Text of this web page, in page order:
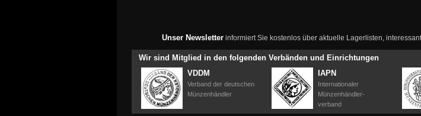
Unser Newsletterinformiert Sie kostenlos über aktuelle Lagerlisten,
Wir sind Mitglied in den folgenden Verbänden und Einrichtungen
VDDM
Verband der deutschen
Münzenhändler
IAPN
Internationaler
Münzenhändler-
verband